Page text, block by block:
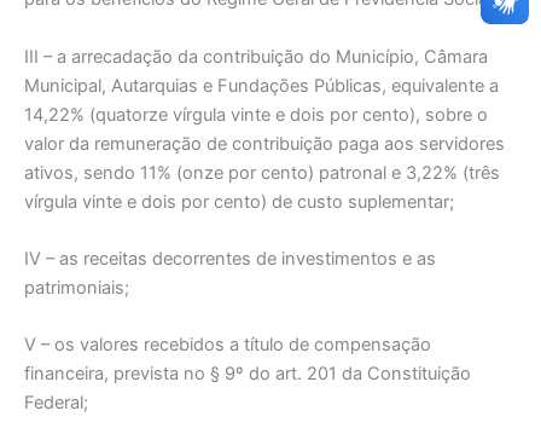
III – a arrecadação da contribuição do Município, Câmara
Municipal, Autarquias e Fundações Públicas, equivalente a
14,22% (quatorze vírgula vinte e dois por cento), sobre o
valor da remuneração de contribuição paga aos servidores
ativos, sendo 11% (onze por cento) patronal e 3,22% (três
vírgula vinte e dois por cento) de custo suplementar;
IV – as receitas decorrentes de investimentos e as
patrimoniais;
V – os valores recebidos a título de compensação
financeira, prevista no § 9º do art. 201 da Constituição
Federal;